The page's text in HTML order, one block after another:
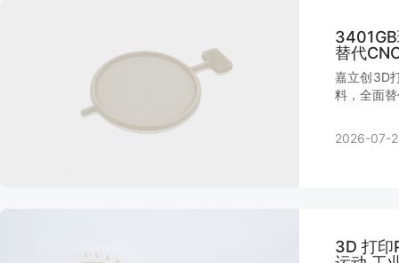
替代
嘉立创3D
料，全面
2026-07-
3D 打印